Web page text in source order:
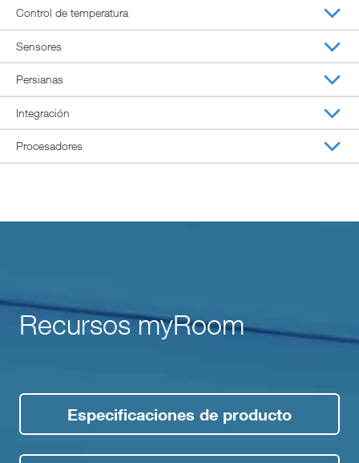
Control de temperatura
Sensores
Persianas
Integración
Procesadores
Recursos myRoom
Especificaciones de producto